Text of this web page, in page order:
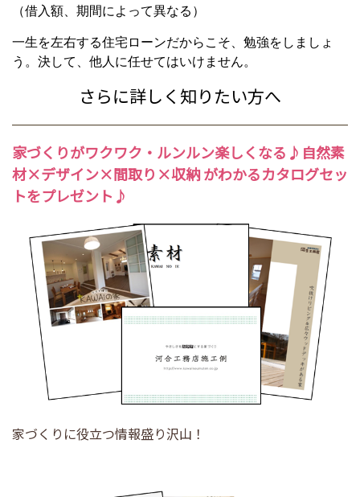
（借入額、期間によって異なる）
一生を左右する住宅ローンだからこそ、勉強をしましょ
う。決して、他人に任せてはいけません。
さらに詳しく知りたい方へ
家づくりがワクワク・ルンルン楽しくなる♪ 自然素
材×デザイン×間取り ×収納がわかるカタログセッ
トをプレゼント♪
家づくりに役立つ情報盛り沢山！